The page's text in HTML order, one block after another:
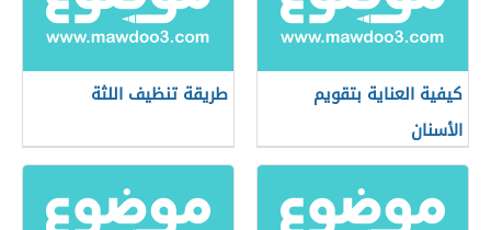
كيفية العناية بتقويم
الأسنان
طريقة تنظيف اللثة